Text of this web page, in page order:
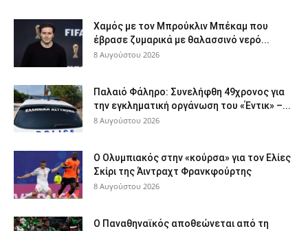
Χαμός με τον Μπρούκλιν Μπέκαμ που
έβρασε ζυμαρικά με θαλασσινό νερό...
8 Αυγούστου 2026
Παλαιό Φάληρο: Συνελήφθη 49χρονος για
την εγκληματική οργάνωση του «Έντικ» –...
8 Αυγούστου 2026
Ο Ολυμπιακός στην «κούρσα» για τον Ελίες
Σκίρι της Άιντραχτ Φρανκφούρτης
8 Αυγούστου 2026
Ο Παναθηναϊκός αποθεώνεται από τη